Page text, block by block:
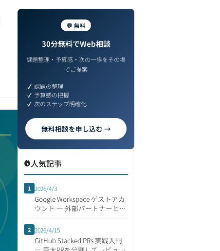
💬 無料
30分無料でWeb相談
課題整理・予算感・次の一歩をその場
でご提案
課題の整理
予算感の把握
次のステップ明確化
無料相談を申し込む →
人気記事
1 2026/4/3
Google Workspace ゲストアカ
ウント ― 外部パートナーとの
安全な共同作業
2 2026/4/15
GitHub Stacked PRs 実践入門